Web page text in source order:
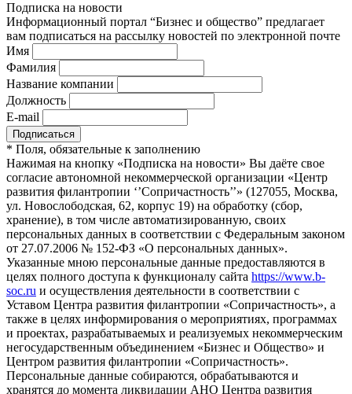
Подписка на новости
Информационный портал “Бизнес и общество” предлагает
вам подписаться на рассылку новостей по электронной почте
Имя
Фамилия
Название компании
Должность
E-mail
* Поля, обязательные к заполнению
Нажимая на кнопку «Подписка на новости» Вы даёте свое
согласие автономной некоммерческой организации «Центр
развития филантропии ‘’Сопричастность’’» (127055, Москва,
ул. Новослободская, 62, корпус 19) на обработку (сбор,
хранение), в том числе автоматизированную, своих
персональных данных в соответствии с Федеральным законом
от 27.07.2006 № 152-ФЗ «О персональных данных».
Указанные мною персональные данные предоставляются в
целях полного доступа к функционалу сайта https://www.b-
soc.ru и осуществления деятельности в соответствии с
Уставом Центра развития филантропии «Сопричастность», а
также в целях информирования о мероприятиях, программах
и проектах, разрабатываемых и реализуемых некоммерческим
негосударственным объединением «Бизнес и Общество» и
Центром развития филантропии «Сопричастность».
Персональные данные собираются, обрабатываются и
хранятся до момента ликвидации АНО Центра развития